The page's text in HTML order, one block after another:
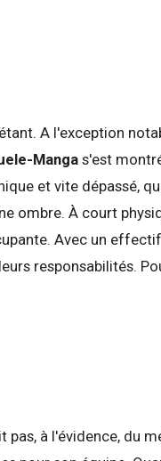
A l'exception
Mangas'est
et vite dépassé,
ombre. À court
Avec un effectif
responsabilités.
pas, à l'évidence, du